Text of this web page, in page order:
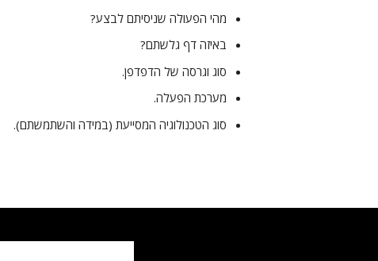
מהי הפעולה שניסיתם לבצע?
באיזה דף גלשתם?
סוג וגרסה של הדפדפן.
מערכת הפעלה.
סוג הטכנולוגיה המסייעת (במידה והשתמשתם).